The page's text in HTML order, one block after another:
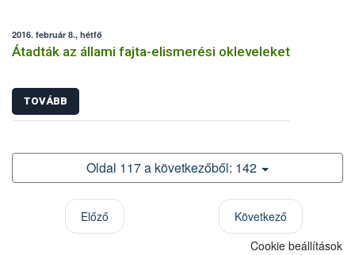
2016. február 8., hétfő
Átadták az állami fajta-elismerési okleveleket
TOVÁBB
Oldal 117 a következőből: 142
Előző
Következő
Cookie beállítások